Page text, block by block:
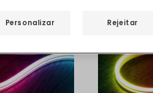
Rejeitar
Personalizar